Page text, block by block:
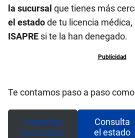
la sucursal que tienes más
el estadode tu licencia médica,
ISAPRE si te la han denegado.
Te contamos paso a paso
Consultar
sucursales
Consulta
el estado